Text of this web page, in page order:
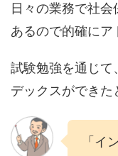
日々の業務で社
あるので的確にア
試験勉強を通じて
デックスができた
「イ